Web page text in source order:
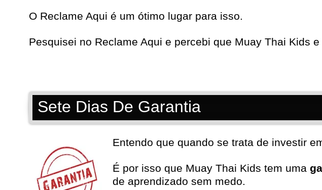
O Reclame Aqui é um ótimo lugar para isso.
Pesquisei no Reclame Aqui e percebi que Muay Thai Kids
Sete Dias De Garantia
Entendo que quando se trata de investir
É por isso que Muay Thai Kids tem uma
de aprendizado sem medo.